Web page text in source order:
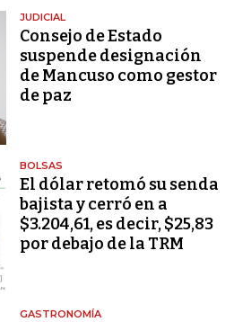
JUDICIAL
Consejo de Estado
suspende designación
de Mancuso como gestor
de paz
BOLSAS
El dólar retomó su senda
bajista y cerró en a
$3.204,61, es decir, $25,83
por debajo de la TRM
GASTRONOMÍA